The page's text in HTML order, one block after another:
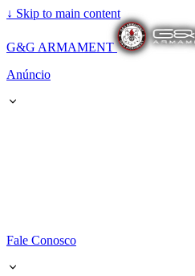
↓ Skip to main content
G&G ARMAMENT
Anúncio
Fale Conosco